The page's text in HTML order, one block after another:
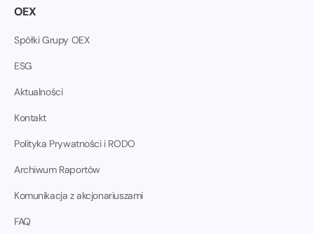
OEX
Spółki Grupy OEX
ESG
Aktualności
Kontakt
Polityka Prywatności i RODO
Archiwum Raportów
Komunikacja z akcjonariuszami
FAQ